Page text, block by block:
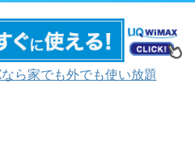
ら家でも外でも使い放題